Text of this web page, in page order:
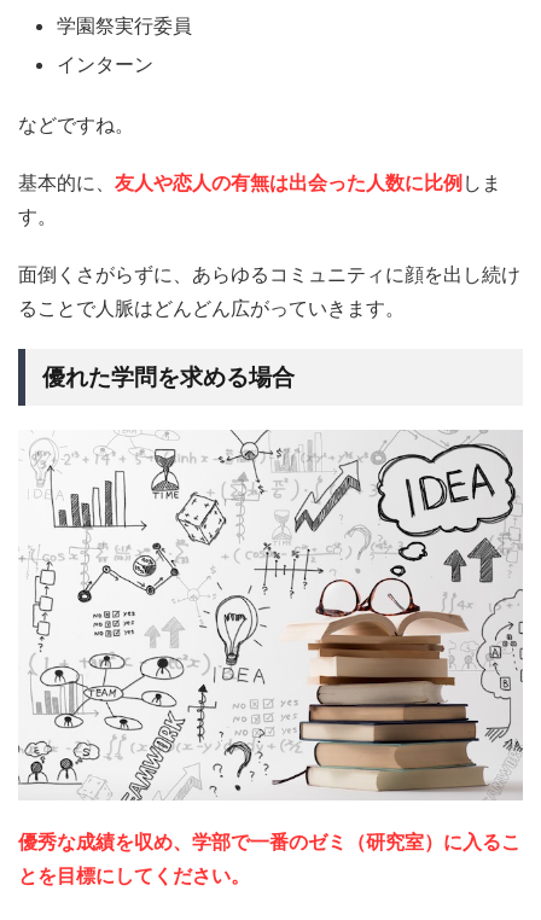
学園祭実行委員
インターン
などですね。
基本的に、 友人や恋人の有無は出会った人数に比例しま
す。
面倒くさがらずに、あらゆるコミュニティに顔を出し続け
ることで人脈はどんどん広がっていきます。
優れた学問を求める場合
優秀な成績を収め、学部で一番のゼミ（研究室）に入るこ
とを目標にしてください。